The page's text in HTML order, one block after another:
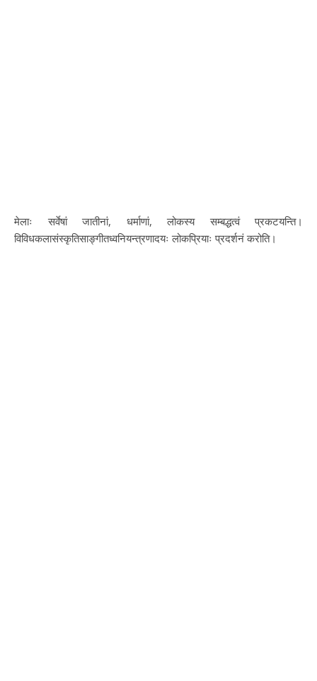
मेलाः सर्वेषां जातीनां, धर्माणां, लोकस्य सम्बद्धत्वं प्रकटयन्ति।
विविधकलासंस्कृतिसाङ्गीतध्वनियन्त्रणादयः लोकप्रियाः प्रदर्शनं करोति।